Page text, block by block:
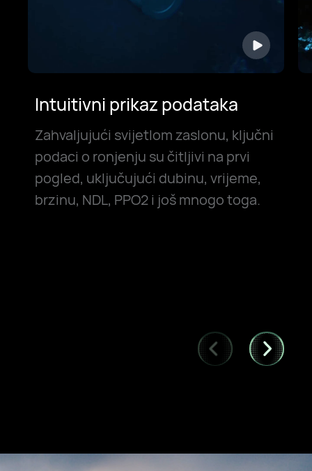
Intuitivni prikaz podataka
Zahvaljujući svijetlom zaslonu, ključni
podaci o ronjenju su čitljivi na prvi
pogled, uključujući dubinu, vrijeme,
brzinu, NDL, PPO2 i još mnogo toga.